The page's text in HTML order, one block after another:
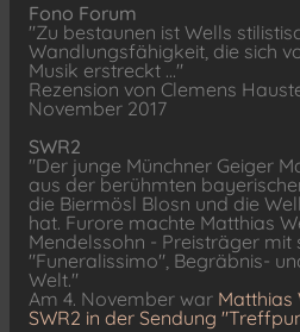
Fono Forum
"Zu bestaunen ist Wells
Wandlungsfähigkeit, die sich
Musik erstreckt ..."
Rezension von Clemens
November 2017
SWR2
"Der junge Münchner Geiger
aus der berühmten
die Biermösl Blosn und die
hat. Furore machte Matthias
Mendelssohn - Preisträger mit
"Funeralissimo", Begräbnis-
Welt."
Am 4. November war Matthias
SWR2 in der Sendung